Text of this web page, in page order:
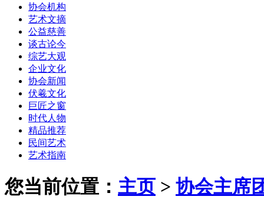
协会机构
艺术文摘
公益慈善
谈古论今
综艺大观
企业文化
协会新闻
伏羲文化
巨匠之窗
时代人物
精品推荐
民间艺术
艺术指南
您当前位置： 主页 > 协会主席